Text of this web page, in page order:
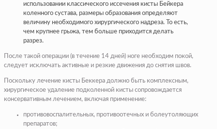
использовании классического иссечения кисты Бейкера
коленного сустава, размеры образования определяют
величину необходимого хирургического надреза. То есть,
чем крупнее грыжа, тем больше приходится делать
разрез.
После такой операции (в течение 14 дней) ноге необходим покой,
следует исключать активные и резкие движения до снятия швов.
Поскольку лечение кисты Беккера должно быть комплексным,
хирургическое удаление подколенной кисты сопровождается
консервативным лечением, включая применение:
противовоспалительных, противоотечных и болеутоляющих
препаратов;